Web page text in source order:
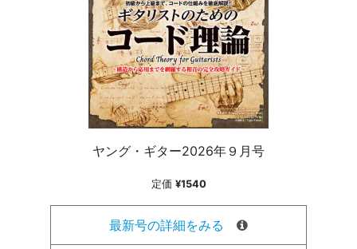
ヤング・ギター2026年９月号
定価 ¥1540
最新号の詳細をみる